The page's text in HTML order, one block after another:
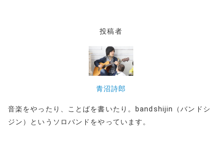
投稿者
青沼詩郎
音楽をやったり、ことばを書いたり。bandshijin（バンドシ
ジン）というソロバンドをやっています。